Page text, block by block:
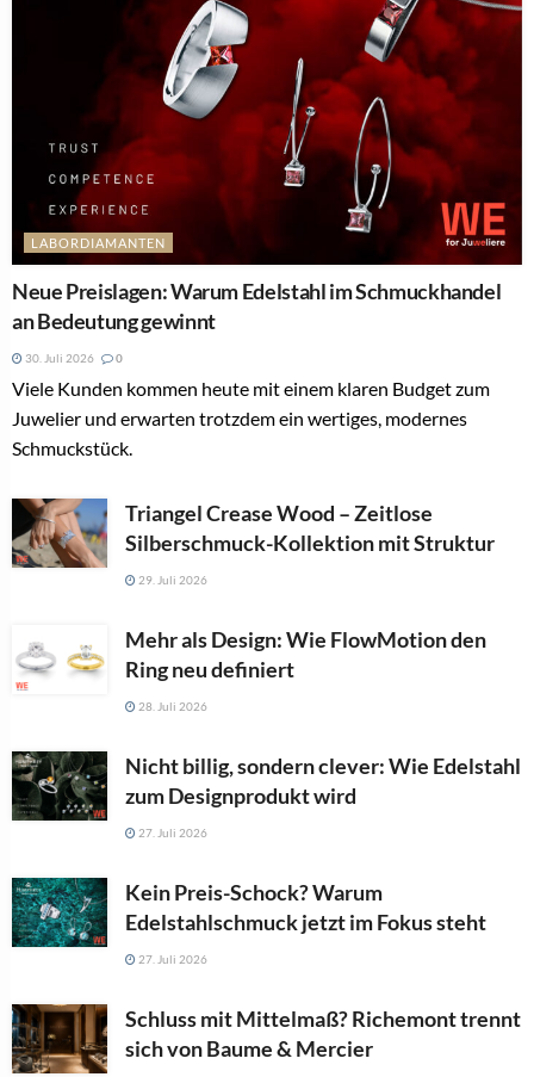
LABORDIAMANTEN
Neue Preislagen: Warum Edelstahl im Schmuckhandel
an Bedeutung gewinnt
30. Juli 2026 0
Viele Kunden kommen heute mit einem klaren Budget zum
Juwelier und erwarten trotzdem ein wertiges, modernes
Schmuckstück.
Triangel Crease Wood – Zeitlose
Silberschmuck-Kollektion mit Struktur
29. Juli 2026
Mehr als Design: Wie FlowMotion den
Ring neu definiert
28. Juli 2026
Nicht billig, sondern clever: Wie Edelstahl
zum Designprodukt wird
27. Juli 2026
Kein Preis-Schock? Warum
Edelstahlschmuck jetzt im Fokus steht
27. Juli 2026
Schluss mit Mittelmaß? Richemont trennt
sich von Baume & Mercier